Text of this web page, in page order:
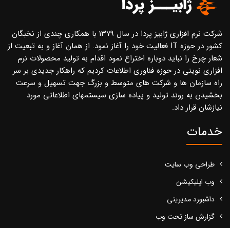
شرکت نرم افزاری ژابیز پردا در سال ۱۳۷۹ با همکاری چندی از نخبگان
کشور در حوزه IT فعالیت خود را آغاز نمود. از همان آغاز و به تبعیت از
شعار چرخ را نباید دوباره اختراع نمود اقدام به تولید محصولات نرم
افزاری نوینی در حوزه فناوری اطلاعات کردیم که راهکار جدیدی بر سر
راه سازمان ها و شرکت های متوسط و بزرگ جهت تسهیل و سرعت
بخشیدن به روند تولید و پیاده سازی سیستمهای اطلاعاتی مورد
نیازشان قرار داد.
خدمات
طراحی وب سایت
وب اپلیکیشن
داشبورد مدیریتی
گزارش ساز تحت وب